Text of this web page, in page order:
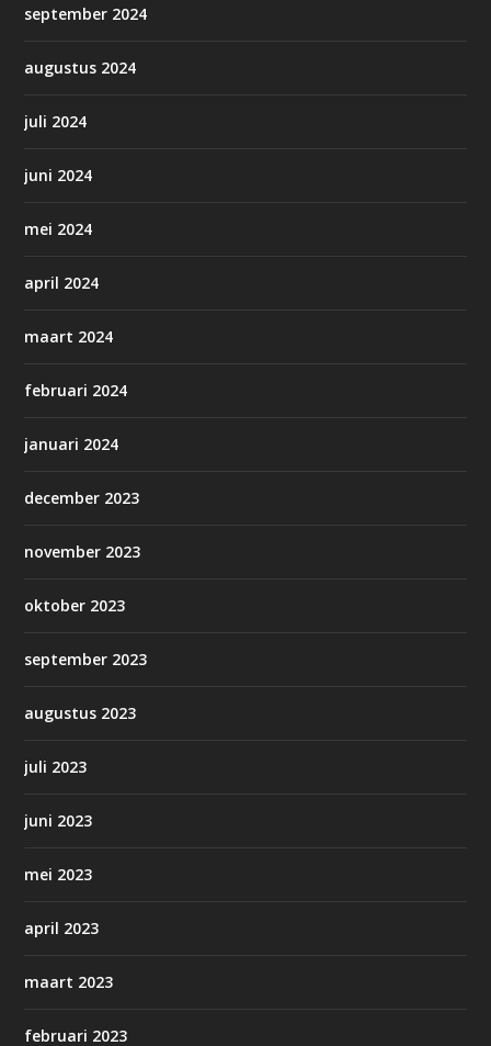
september 2024
augustus 2024
juli 2024
juni 2024
mei 2024
april 2024
maart 2024
februari 2024
januari 2024
december 2023
november 2023
oktober 2023
september 2023
augustus 2023
juli 2023
juni 2023
mei 2023
april 2023
maart 2023
februari 2023